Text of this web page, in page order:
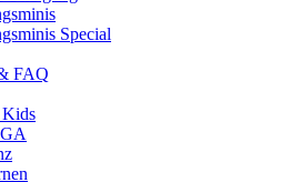
Special
FAQ